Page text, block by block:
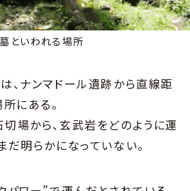
といわれる場所
、ナンマドール遺跡から直線距
にある。
場から、玄武岩をどのように運
だ明らかになっていない。